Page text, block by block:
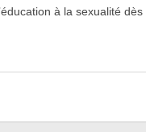
à la sexualité dès